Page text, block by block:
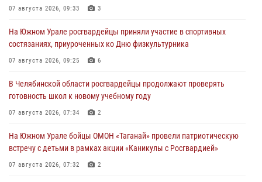
07 августа 2026, 09:33 3
На Южном Урале росгвардейцы приняли участие в спортивных
состязаниях, приуроченных ко Дню физкультурника
07 августа 2026, 09:25 6
В Челябинской области росгвардейцы продолжают проверять
готовность школ к новому учебному году
07 августа 2026, 07:34 2
На Южном Урале бойцы ОМОН «Таганай» провели патриотическую
встречу с детьми в рамках акции «Каникулы с Росгвардией»
07 августа 2026, 07:32 2